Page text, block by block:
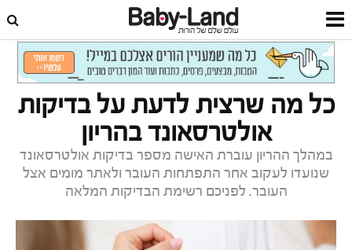
בריאות בהריון
כל מה שרצית לדעת על בדיקות
אולטרסאונד בהריון
במהלך ההריון עוברת האישה מספר בדיקות אולטרסאונד
שנועדו לעקוב אחר התפתחות העובר ולאתר מומים אצל
העובר. לפניכם רשימת הבדיקות המלאה